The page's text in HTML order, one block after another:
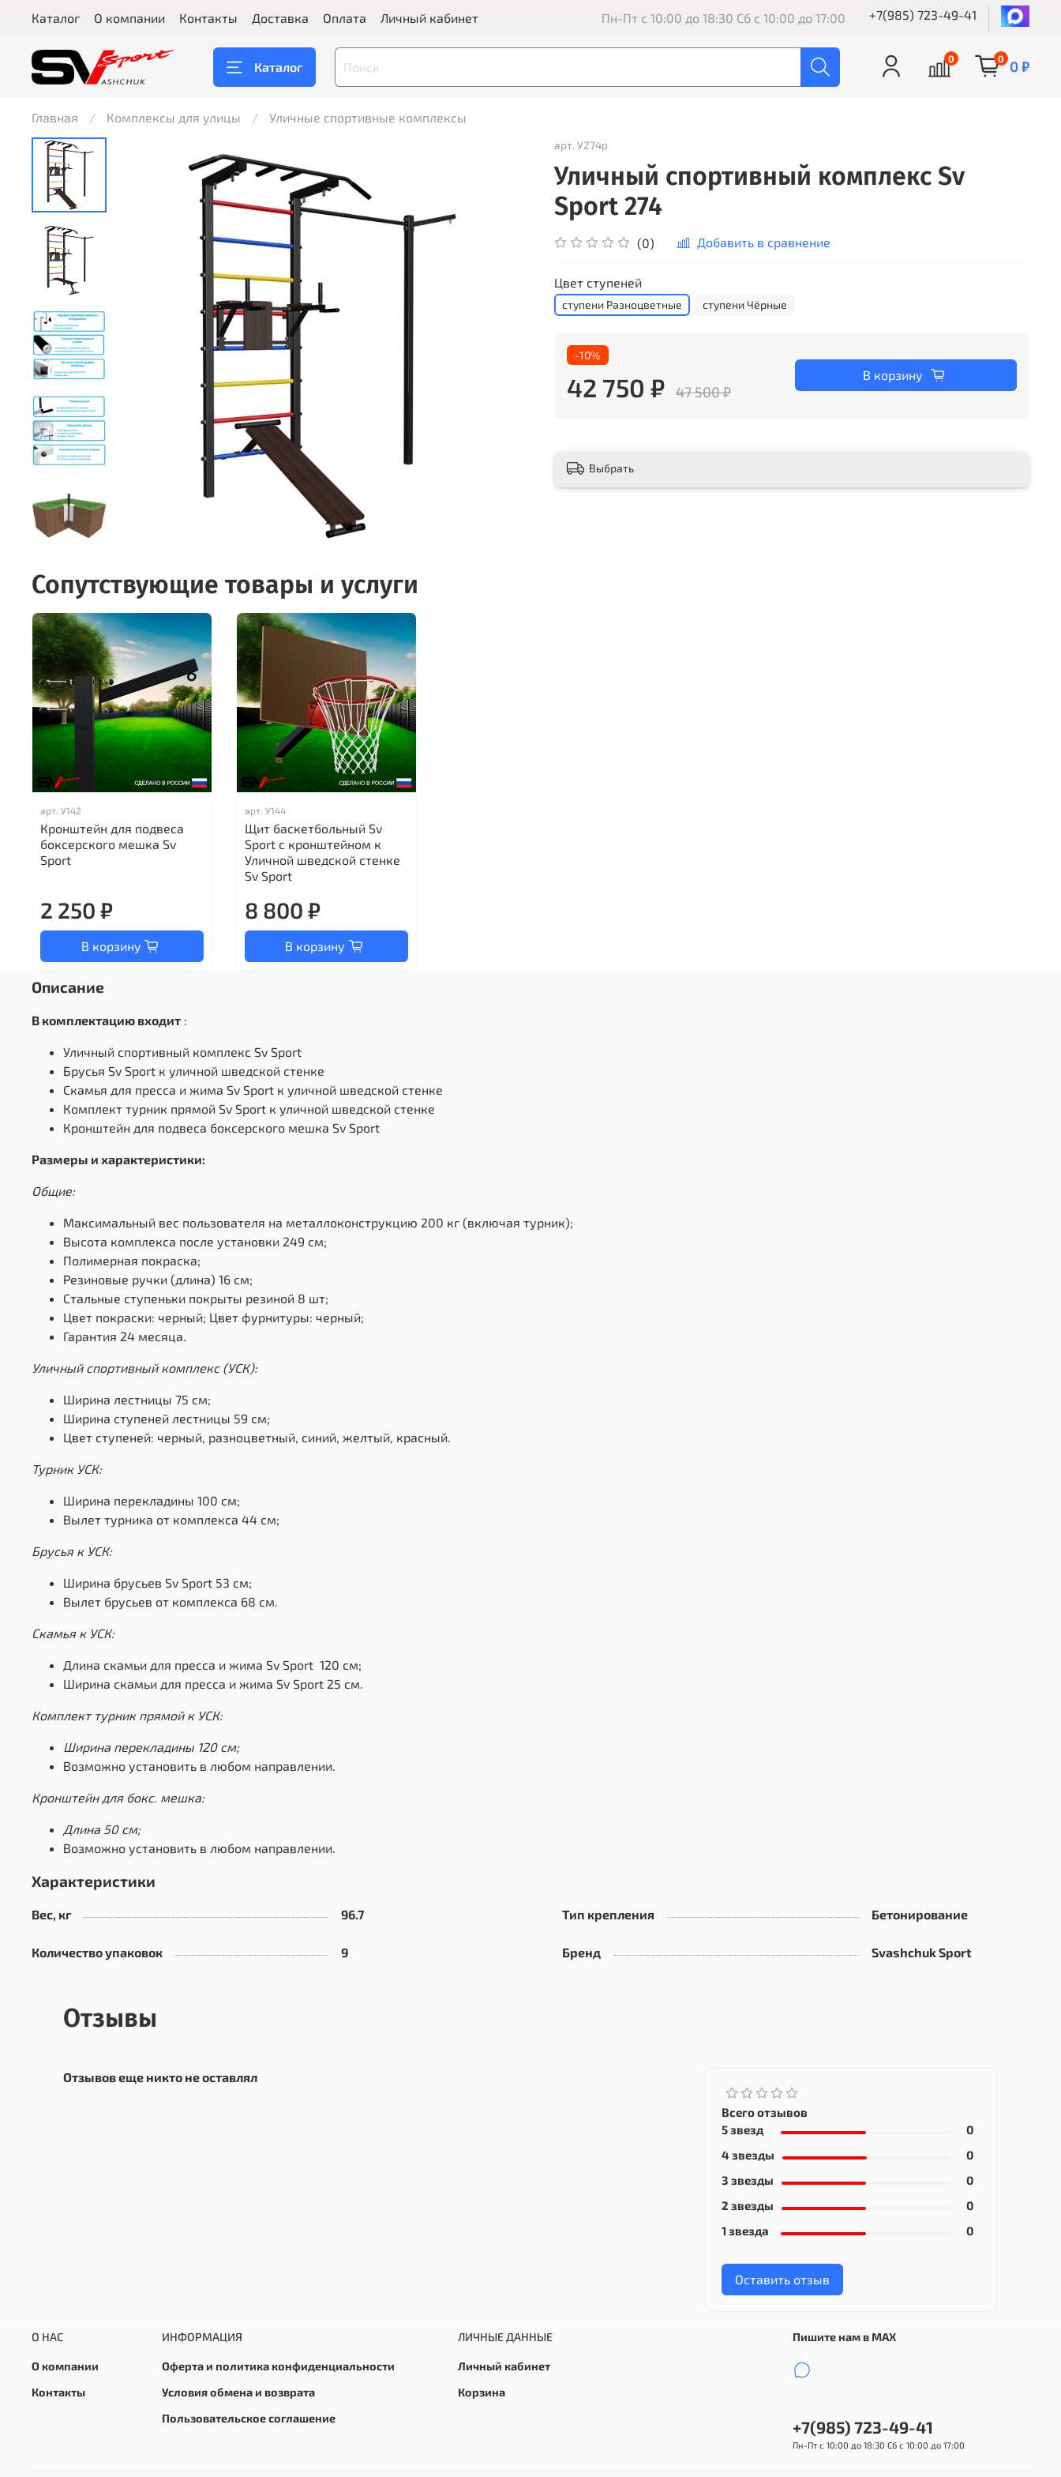
Каталог О компании Контакты Доставка Оплата Личный кабинет Пн-Пт с 10:00 до 18:30 Сб с 10:00 до 17:00 +7(985) 723-49-41
Каталог
0 0 0 ₽
Главная Комплексы для улицы Уличные спортивные комплексы
арт. У274р
Уличный спортивный комплекс Sv
Sport 274
(0) Добавить в сравнение
Цвет ступеней
ступени Разноцветные ступени Чёрные
-10%
42 750 ₽ 47 500 ₽
В корзину
Выбрать
Сопутствующие товары и услуги
арт.У142
Кронштейн для подвеса
боксерского мешка Sv
Sport
2 250 ₽
В корзину
арт. У144
Щит баскетбольный Sv
Sport c кронштейном к
Уличной шведской стенке
Sv Sport
8 800 ₽
В корзину
Описание
В комплектацию входит :
Уличный спортивный комплекс Sv Sport
Брусья Sv Sport к уличной шведской стенке
Скамья для пресса и жима Sv Sport к уличной шведской стенке
Комплект турник прямой Sv Sport к уличной шведской стенке
Кронштейн для подвеса боксерского мешка Sv Sport
Размеры и характеристики:
Общие:
Максимальный вес пользователя на металлоконструкцию 200 кг (включая турник);
Высота комплекса после установки 249 см;
Полимерная покраска;
Резиновые ручки (длина) 16 см;
Стальные ступеньки покрыты резиной 8 шт;
Цвет покраски: черный; Цвет фурнитуры: черный;
Гарантия 24 месяца.
Уличный спортивный комплекс (УСК):
Ширина лестницы 75 см;
Ширина ступеней лестницы 59 см;
Цвет ступеней: черный, разноцветный, синий, желтый, красный.
Турник УСК:
Ширина перекладины 100 см;
Вылет турника от комплекса 44 см;
Брусья к УСК:
Ширина брусьев Sv Sport 53 см;
Вылет брусьев от комплекса 68 см.
Скамья к УСК:
Длина скамьи для пресса и жима Sv Sport 120 см;
Ширина скамьи для пресса и жима Sv Sport 25 см.
Комплект турник прямой к УСК:
Ширина перекладины 120 см;
Возможно установить в любом направлении.
Кронштейн для бокс. мешка:
Длина 50 см;
Возможно установить в любом направлении.
Характеристики
Вес, кг 96.7 Тип крепления Бетонирование
Количество упаковок 9 Бренд Svashchuk Sport
Отзывы
Отзывов еще никто не оставлял
Всего отзывов
5 звезд
0
4 звезды
0
3 звезды
0
2 звезды
0
1 звезда
0
Оставить отзыв
О НАС
О компании
Контакты
ИНФОРМАЦИЯ
Оферта и политика конфиденциальности
Условия обмена и возврата
Пользовательское соглашение
ЛИЧНЫЕ ДАННЫЕ
Личный кабинет
Корзина
Пишите нам в MAX
+7(985) 723-49-41
Пн-Пт с 10:00 до 18:30 Сб с 10:00 до 17:00